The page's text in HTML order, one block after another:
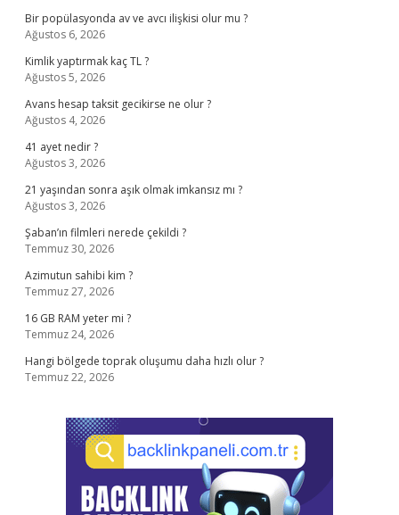
Bir popülasyonda av ve avcı ilişkisi olur mu ?
Ağustos 6, 2026
Kimlik yaptırmak kaç TL ?
Ağustos 5, 2026
Avans hesap taksit gecikirse ne olur ?
Ağustos 4, 2026
41 ayet nedir ?
Ağustos 3, 2026
21 yaşından sonra aşık olmak imkansız mı ?
Ağustos 3, 2026
Şaban’ın filmleri nerede çekildi ?
Temmuz 30, 2026
Azimutun sahibi kim ?
Temmuz 27, 2026
16 GB RAM yeter mi ?
Temmuz 24, 2026
Hangi bölgede toprak oluşumu daha hızlı olur ?
Temmuz 22, 2026